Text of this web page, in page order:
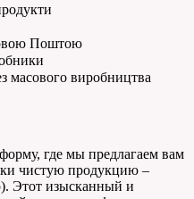
Поштою
масового виробництва
где мы предлагаем вам
чистую продукцию –
Этот изысканный и